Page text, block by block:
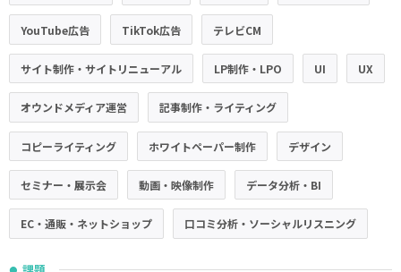
YouTube広告 TikTok広告 テレビCM
サイト制作・サイトリニューアル LP制作・LPO UI UX
オウンドメディア運営 記事制作・ライティング
コピーライティング ホワイトペーパー制作 デザイン
セミナー・展示会 動画・映像制作 データ分析・BI
EC・通販・ネットショップ 口コミ分析・ソーシャルリスニング
●